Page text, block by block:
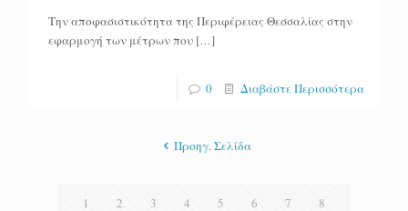
Την αποφασιστικότητα της Περιφέρειας Θεσσαλίας στην
εφαρμογή των μέτρων που […]
0 Διαβάστε Περισσότερα
Προηγ. Σελίδα
1 2 3 4 5 6 7
8